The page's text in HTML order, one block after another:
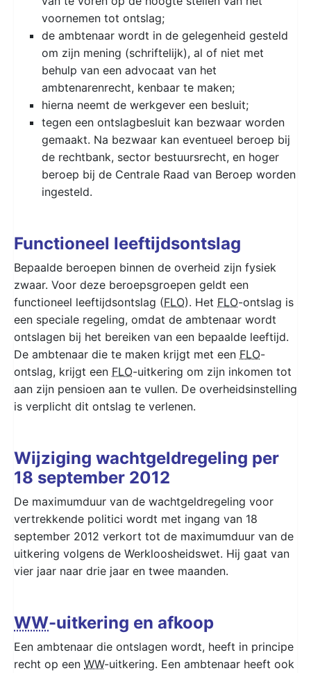
voornemen tot ontslag;
de ambtenaar wordt in de gelegenheid gesteld
om zijn mening (schriftelijk), al of niet met
behulp van een advocaat van het
ambtenarenrecht, kenbaar te maken;
hierna neemt de werkgever een besluit;
tegen een ontslagbesluit kan bezwaar worden
gemaakt. Na bezwaar kan eventueel beroep bij
de rechtbank, sector bestuursrecht, en hoger
beroep bij de Centrale Raad van Beroep worden
ingesteld.
Functioneel leeftijdsontslag
Bepaalde beroepen binnen de overheid zijn fysiek
zwaar. Voor deze beroepsgroepen geldt een
functioneel leeftijdsontslag (FLO). Het FLO-ontslag is
een speciale regeling, omdat de ambtenaar wordt
ontslagen bij het bereiken van een bepaalde leeftijd.
De ambtenaar die te maken krijgt met een FLO-
ontslag, krijgt een FLO-uitkering om zijn inkomen tot
aan zijn pensioen aan te vullen. De overheidsinstelling
is verplicht dit ontslag te verlenen.
Wijziging wachtgeldregeling per
18 september 2012
De maximumduur van de wachtgeldregeling voor
vertrekkende politici wordt met ingang van 18
september 2012 verkort tot de maximumduur van de
uitkering volgens de Werkloosheidswet. Hij gaat van
vier jaar naar drie jaar en twee maanden.
WW-uitkering en afkoop
Een ambtenaar die ontslagen wordt, heeft in principe
recht op een WW-uitkering. Een ambtenaar heeft ook